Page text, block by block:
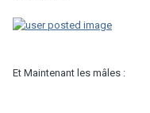
Et Maintenant les mâles :